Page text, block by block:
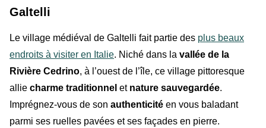
Galtelli
Le village médiéval de Galtelli fait partie des plus beaux
endroits à visiter en Italie. Niché dans la vallée de la
Rivière Cedrino, à l’ouest de l’île, ce village pittoresque
allie charme traditionnel et nature sauvegardée.
Imprégnez-vous de son authenticité en vous baladant
parmi ses ruelles pavées et ses façades en pierre.